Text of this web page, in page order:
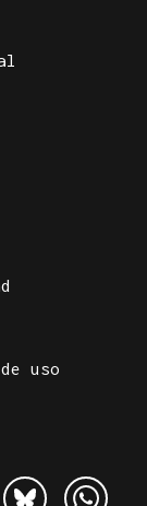
uso